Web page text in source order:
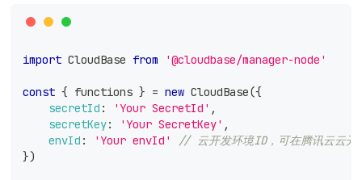
import CloudBase from '@cloudbase/manager-node'
const { functions } = new CloudBase({
secretId : 'Your SecretId' ,
secretKey: 'Your SecretKey' ,
envId : 'Your envId'
// 云开发环境ID，可在腾讯云云开
})